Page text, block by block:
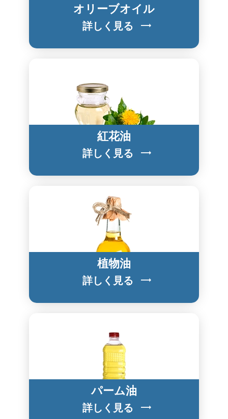
オリーブオイル
詳しく見る
紅花油
詳しく見る
植物油
詳しく見る
パーム油
詳しく見る